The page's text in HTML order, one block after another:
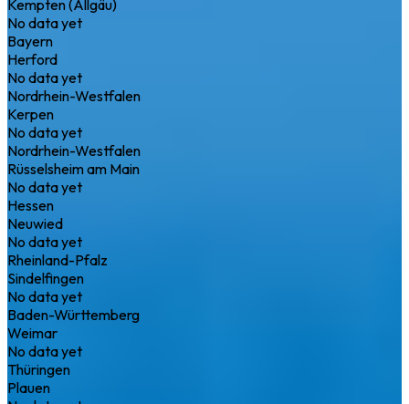
Kempten (Allgäu)
No data yet
Bayern
Herford
No data yet
Nordrhein-Westfalen
Kerpen
No data yet
Nordrhein-Westfalen
Rüsselsheim am Main
No data yet
Hessen
Neuwied
No data yet
Rheinland-Pfalz
Sindelfingen
No data yet
Baden-Württemberg
Weimar
No data yet
Thüringen
Plauen